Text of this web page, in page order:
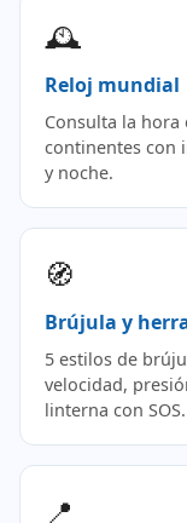
🕰️
Reloj mundial
Consulta la hora
continentes con
y noche.
🧭
Brújula y
5 estilos de
velocidad,
linterna con SOS.
📍